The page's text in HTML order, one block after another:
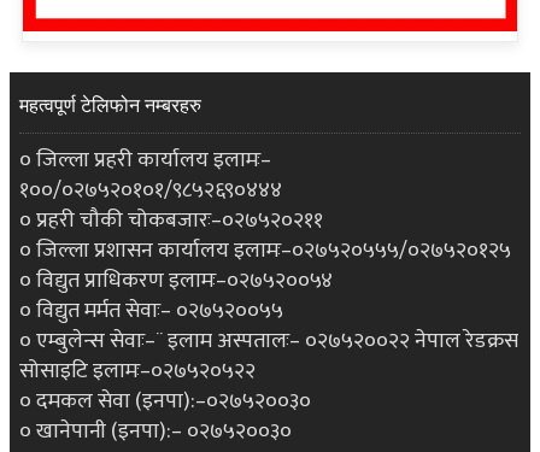
महत्वपूर्ण टेलिफोन नम्बरहरु
० जिल्ला प्रहरी कार्यालय इलामः–
१००/०२७५२०१०१/९८५२६९०४४४
० प्रहरी चौकी चोकबजारः–०२७५२०२११
० जिल्ला प्रशासन कार्यालय इलामः–०२७५२०५५५/०२७५२०१२५
० विद्युत प्राधिकरण इलामः–०२७५२००५४
० विद्युत मर्मत सेवाः– ०२७५२००५५
० एम्बुलेन्स सेवाः–¨ इलाम अस्पतालः– ०२७५२००२२ नेपाल रेडक्रस
सोसाइटि इलामः–०२७५२०५२२
० दमकल सेवा (इनपा):–०२७५२००३०
० खानेपानी (इनपा):– ०२७५२००३०